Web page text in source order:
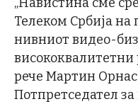
Телеком Србија
нивниот видео-
рече Мартин
Потпретседател